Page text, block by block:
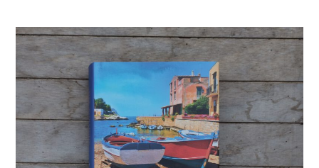
Die
dunkle
Wahrheit
Mondes